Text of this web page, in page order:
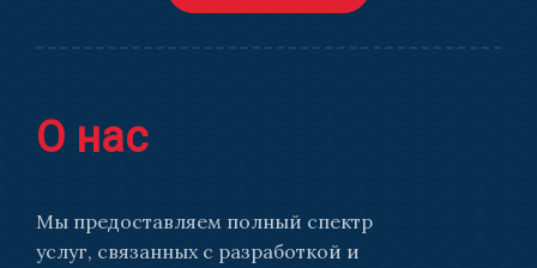
О нас
Мы предоставляем полный спектр
услуг, связанных с разработкой и